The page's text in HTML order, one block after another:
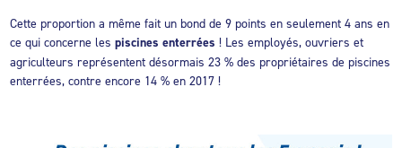
Cette proportion a même fait un bond de 9 points en seulement 4 ans en
ce qui concerne lespiscines enterrées ! Les employés, ouvriers et
agriculteurs représentent désormais 23 % des propriétaires de piscines
enterrées, contre encore 14 % en 2017 !